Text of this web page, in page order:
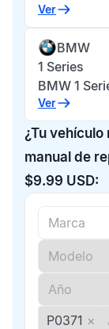
Ver
BMW
1 Series
BMW 1
Ver
¿Tu vehículo
manual de
$9.99 USD:
P0371 ×